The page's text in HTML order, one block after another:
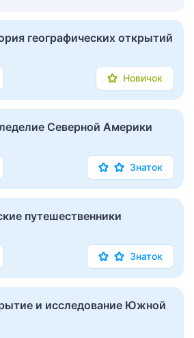
географических открытий
Новичок
Северной Америки
Знаток
путешественники
Знаток
и исследование Южной